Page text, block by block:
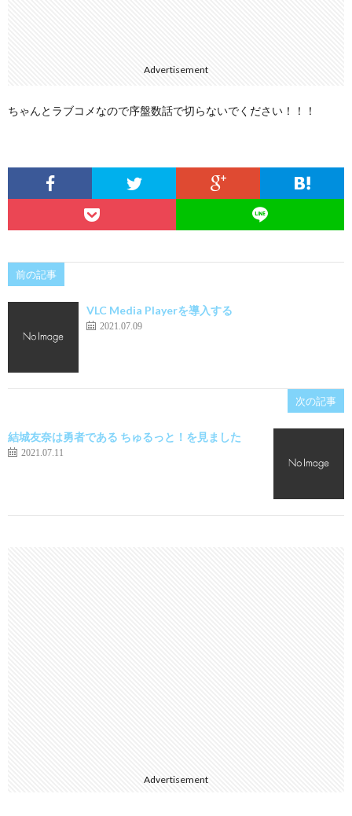
Advertisement
ちゃんとラブコメなので序盤数話で切らないでください！！！
前の記事
VLC Media Playerを導入する
2021.07.09
次の記事
結城友奈は勇者である ちゅるっと！を見ました
2021.07.11
Advertisement